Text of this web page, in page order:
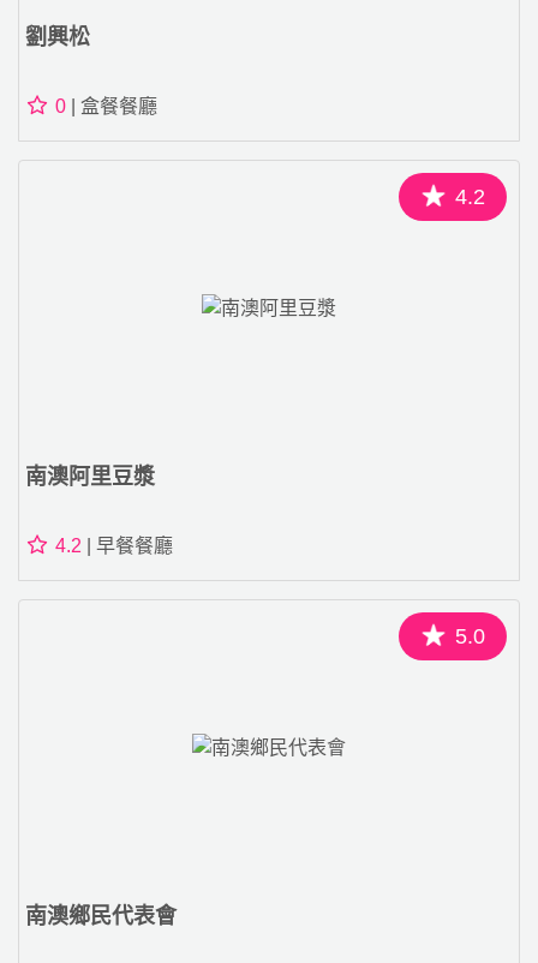
劉興松
0 | 盒餐餐廳
4.2
南澳阿里豆漿
4.2 | 早餐餐廳
5.0
南澳鄉民代表會